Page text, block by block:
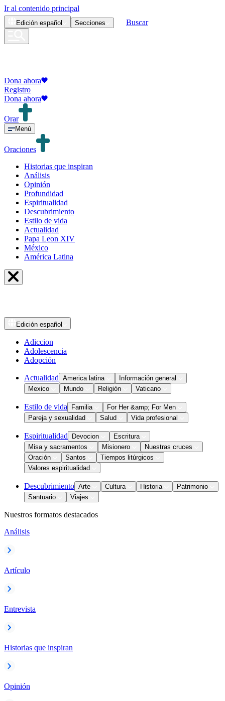
Ir al contenido principal
Edición español Secciones Buscar
Dona ahora
Registro
Dona ahora
Orar
Menú
Oraciones
Historias que inspiran
Análisis
Opinión
Profundidad
Espiritualidad
Descubrimiento
Estilo de vida
Actualidad
Papa Leon XIV
México
América Latina
Edición español
Adiccion
Adolescencia
Adopción
Actualidad America latina
Información general
Mexico
Mundo Religión Vaticano
Estilo de vida Familia
For Her &amp; For Men
Pareja y sexualidad
Salud Vida profesional
Espiritualidad Devocion
Escritura
Misa y sacramentos
Misionero
Nuestras cruces
Oración
Santos
Tiempos litúrgicos
Valores espiritualidad
Descubrimiento Arte Cultura Historia
Patrimonio
Santuario
Viajes
Nuestros formatos destacados
Análisis
Artículo
Entrevista
Historias que inspiran
Opinión